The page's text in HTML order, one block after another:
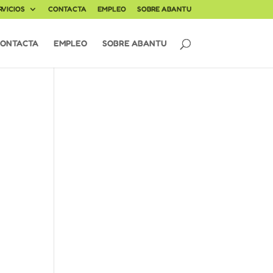
CONTACTA EMPLEO SOBRE ABANTU
EMPLEO SOBRE ABANTU